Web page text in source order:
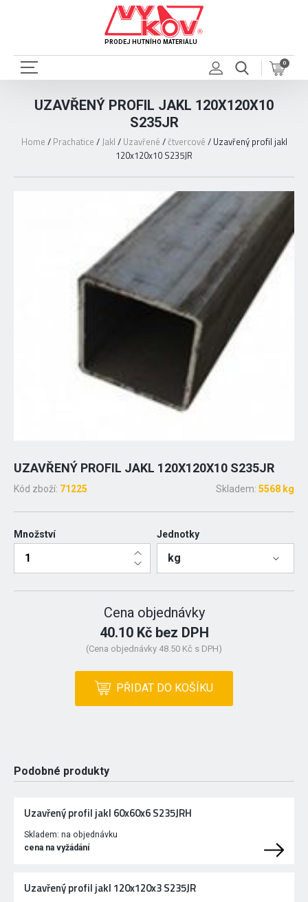
PRODEJ HUTNÍHO MATERIÁLU
0
UZAVŘENÝ PROFIL JAKL 120X120X10
S235JR
Home / Prachatice /Jakl / Uzavřené /čtvercové / Uzavřený profil jakl
120x120x10 S235JR
UZAVŘENÝ PROFIL JAKL 120X120X10 S235JR
Kód zboží: 71225 Skladem: 5568 kg
Množství Jednotky
kg
Cena objednávky
40.10 Kč bez DPH
(Cena objednávky 48.50 Kč s DPH)
PŘIDAT DO KOŠÍKU
Podobné produkty
Uzavřený profil jakl 60x60x6 S235JRH
Skladem: na objednávku
cena na vyžádání
Uzavřený profil jakl 120x120x3 S235JR